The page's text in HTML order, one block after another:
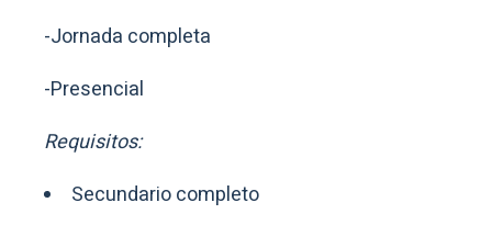
-Jornada completa
-Presencial
Requisitos:
Secundario completo